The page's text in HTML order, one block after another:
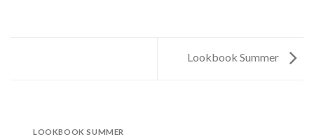
Lookbook Summer
LOOKBOOK SUMMER